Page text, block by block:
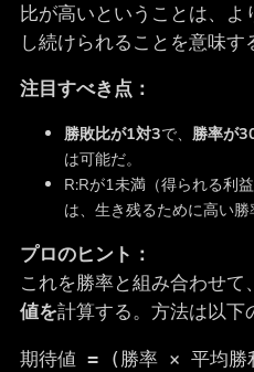
比が高いということは、
し続けられることを意味す
注目すべき点：
勝敗比が1対3で、 勝率が
は可能だ。
R:Rが1未満（得られる利
は、生き残るために高い勝
プロのヒント：
これを勝率と組み合わせて、
値を計算する。方法は以下
期待値 = (勝率 × 平均